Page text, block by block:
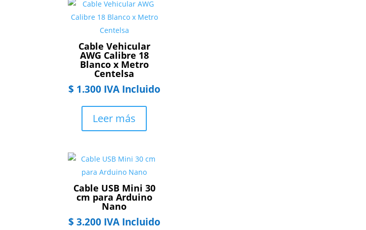
Cable Vehicular
AWG Calibre 18
Blanco x Metro
Centelsa
$1.300 IVA Incluido
Leer más
Cable USB Mini 30
cm para Arduino
Nano
$3.200 IVA Incluido